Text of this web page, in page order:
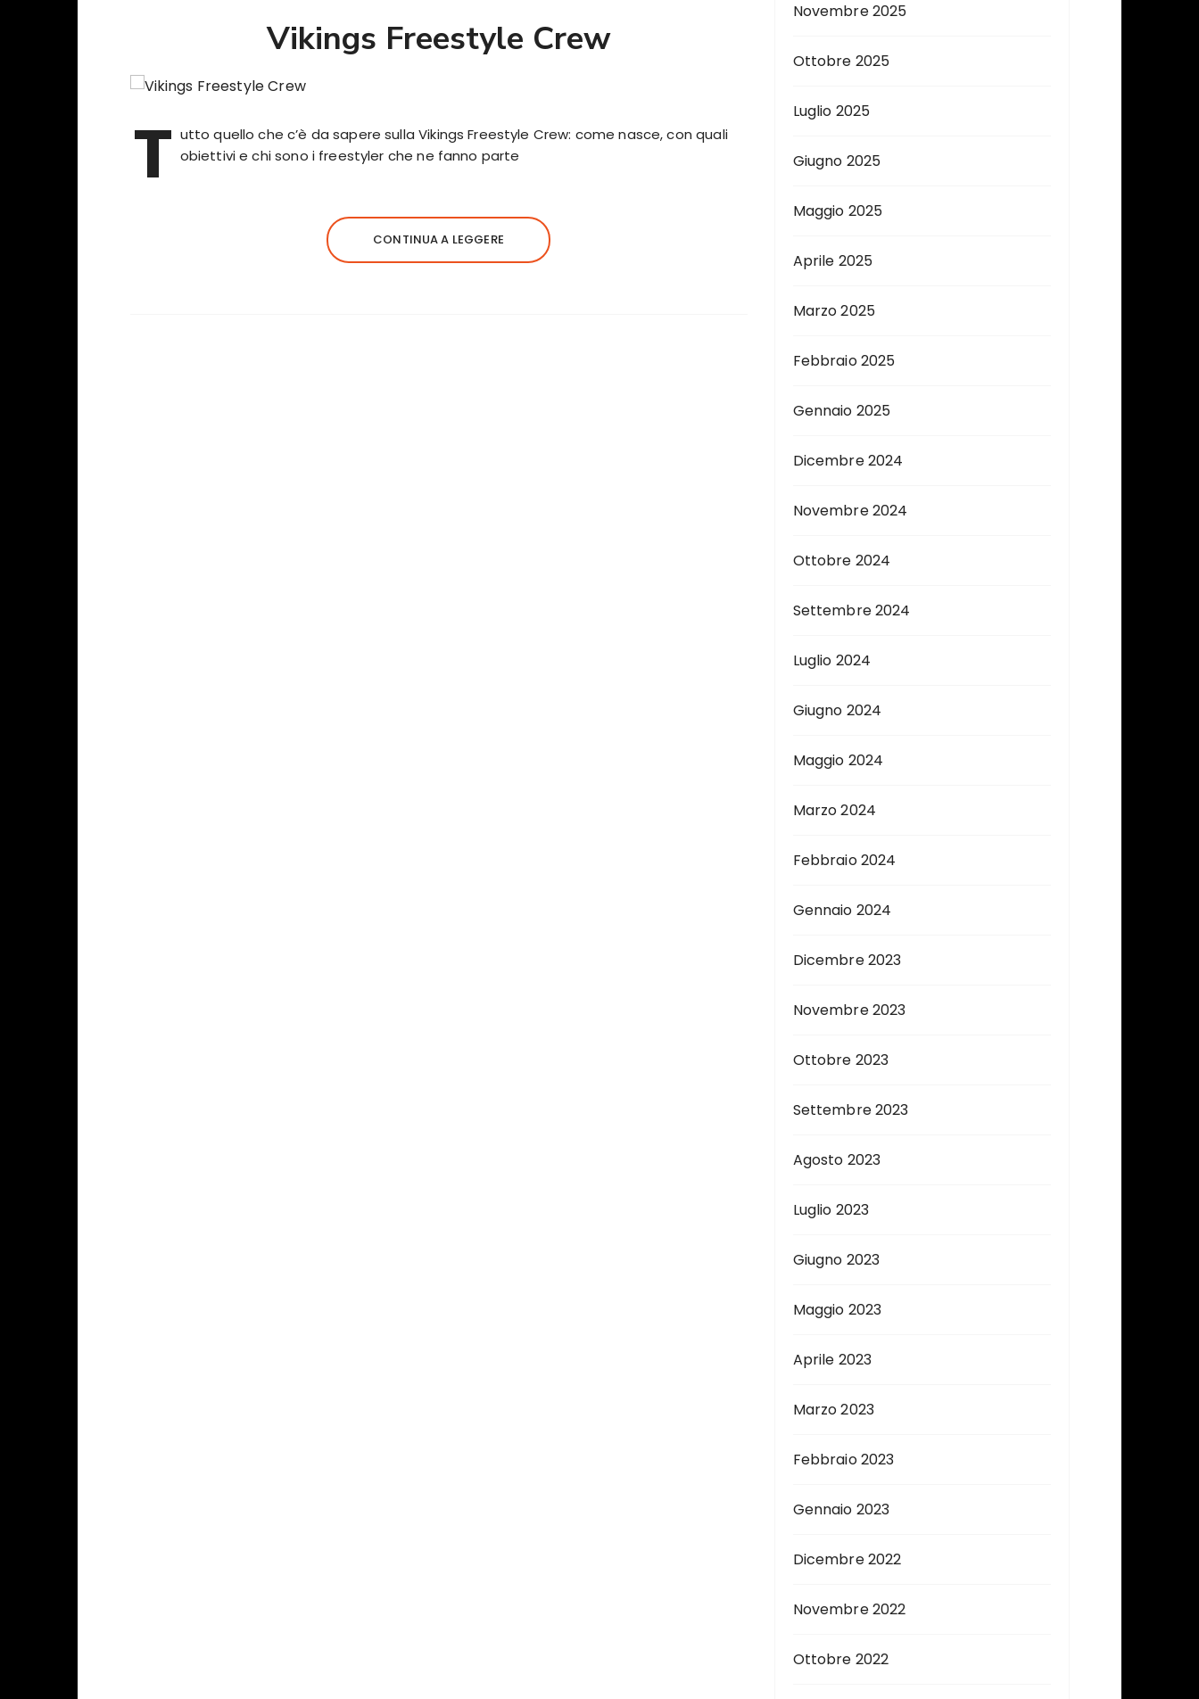
Vikings Freestyle Crew
T utto quello che c’è da sapere sulla Vikings Freestyle Crew: come nasce, con quali
obiettivi e chi sono i freestyler che ne fanno parte
CONTINUA A LEGGERE
Novembre 2025
Ottobre 2025
Luglio 2025
Giugno 2025
Maggio 2025
Aprile 2025
Marzo 2025
Febbraio 2025
Gennaio 2025
Dicembre 2024
Novembre 2024
Ottobre 2024
Settembre 2024
Luglio 2024
Giugno 2024
Maggio 2024
Marzo 2024
Febbraio 2024
Gennaio 2024
Dicembre 2023
Novembre 2023
Ottobre 2023
Settembre 2023
Agosto 2023
Luglio 2023
Giugno 2023
Maggio 2023
Aprile 2023
Marzo 2023
Febbraio 2023
Gennaio 2023
Dicembre 2022
Novembre 2022
Ottobre 2022